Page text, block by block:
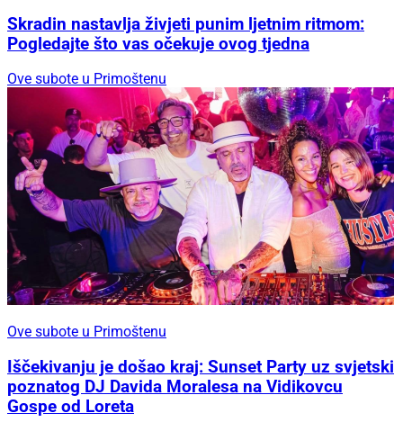
Skradin nastavlja živjeti punim ljetnim ritmom:
Pogledajte što vas očekuje ovog tjedna
Ove subote u Primoštenu
Ove subote u Primoštenu
Iščekivanju je došao kraj: Sunset Party uz svjetski
poznatog DJ Davida Moralesa na Vidikovcu
Gospe od Loreta